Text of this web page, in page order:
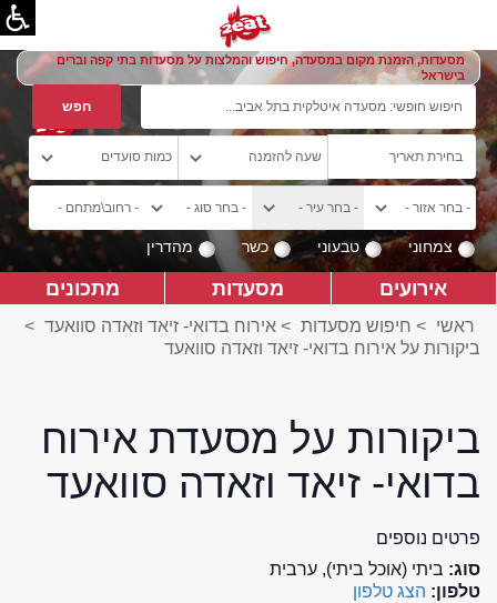
מסעדות, הזמנת מקום במסעדה, חיפוש והמלצות על מסעדות בתי קפה וברים
בישראל
צמחוני טבעוני כשר מהדרין
אירועים מסעדות מתכונים
ראשי > חיפוש מסעדות > אירוח בדואי- זיאד וזאדה סוואעד >
ביקורות על אירוח בדואי- זיאד וזאדה סוואעד
ביקורות על מסעדת אירוח
בדואי- זיאד וזאדה סוואעד
פרטים נוספים
סוג: ביתי (אוכל ביתי), ערבית
טלפון: הצג טלפון